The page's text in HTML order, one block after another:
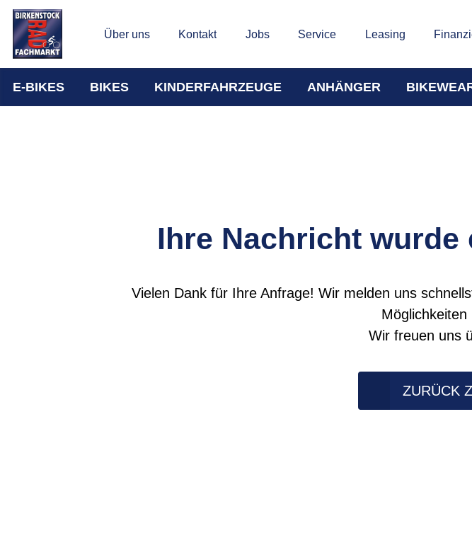
Über uns Kontakt Jobs Service Leasing
E-BIKES BIKES KINDERFAHRZEUGE ANHÄNGER
Ihre Nachricht
Vielen Dank für Ihre Anfrage! Wir melden uns
Wir freuen uns
ZURÜCK